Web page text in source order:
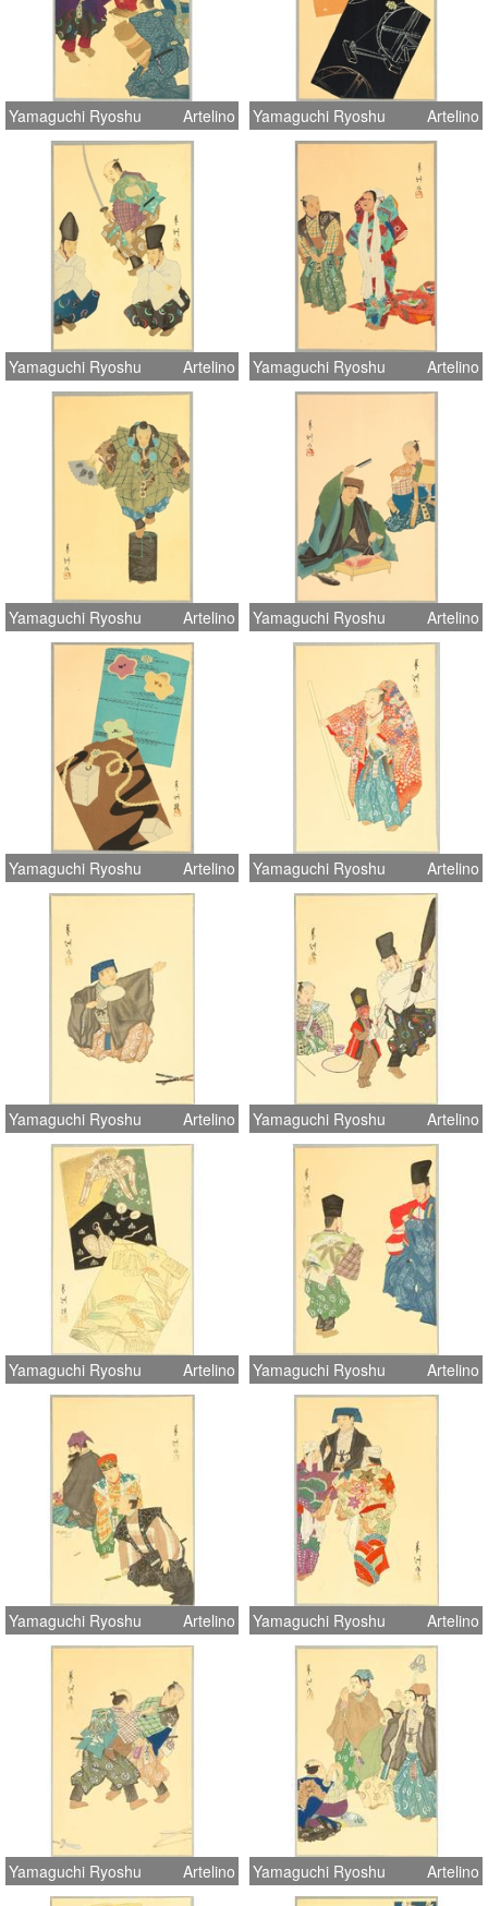
Yamaguchi Ryoshu Artelino Yamaguchi Ryoshu Artelino
Yamaguchi Ryoshu Artelino Yamaguchi Ryoshu Artelino
Yamaguchi Ryoshu Artelino Yamaguchi Ryoshu Artelino
Yamaguchi Ryoshu Artelino Yamaguchi Ryoshu Artelino
Yamaguchi Ryoshu Artelino Yamaguchi Ryoshu Artelino
Yamaguchi Ryoshu Artelino Yamaguchi Ryoshu Artelino
Yamaguchi Ryoshu Artelino Yamaguchi Ryoshu Artelino
Yamaguchi Ryoshu Artelino Yamaguchi Ryoshu Artelino